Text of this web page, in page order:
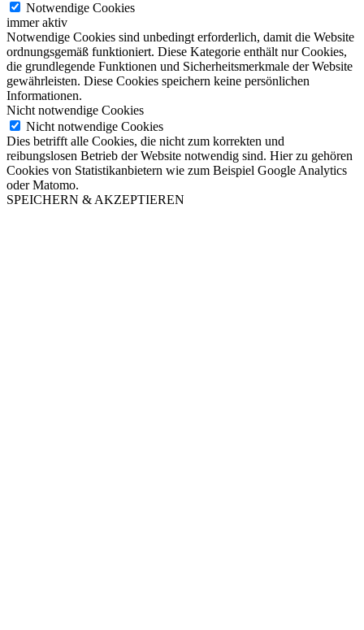
Notwendige Cookies
immer aktiv
Notwendige Cookies sind unbedingt erforderlich, damit die Website
ordnungsgemäß funktioniert. Diese Kategorie enthält nur Cookies,
die grundlegende Funktionen und Sicherheitsmerkmale der Website
gewährleisten. Diese Cookies speichern keine persönlichen
Informationen.
Nicht notwendige Cookies
Nicht notwendige Cookies
Dies betrifft alle Cookies, die nicht zum korrekten und
reibungslosen Betrieb der Website notwendig sind. Hier zu gehören
Cookies von Statistikanbietern wie zum Beispiel Google Analytics
oder Matomo.
SPEICHERN & AKZEPTIEREN